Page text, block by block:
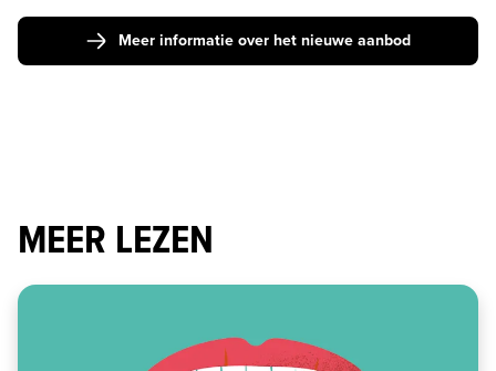
Meer informatie over het nieuwe aanbod
MEER LEZEN